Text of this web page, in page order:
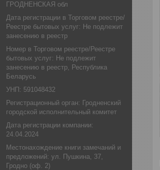
ГРОДНЕНСКАЯ обл
Дата регистрации в Торговом реестре/
Реестре бытовых услуг: Не подлежит
занесению в реестр
Номер в Торговом реестре/Реестре
бытовых услуг: Не подлежит
занесению в реестр, Республика
Беларусь
УНП: 591048432
Регистрационный орган: Гродненский
городской исполнительный комитет
Дата регистрации компании:
24.04.2024
Местонахождение книги замечаний и
предложений: ул. Пушкина, 37,
Гродно (оф. 2)